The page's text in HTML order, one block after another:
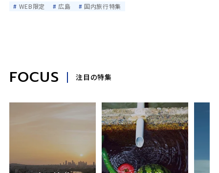
WEB限定 広島 国内旅行特集
注目の特集
FOCUS